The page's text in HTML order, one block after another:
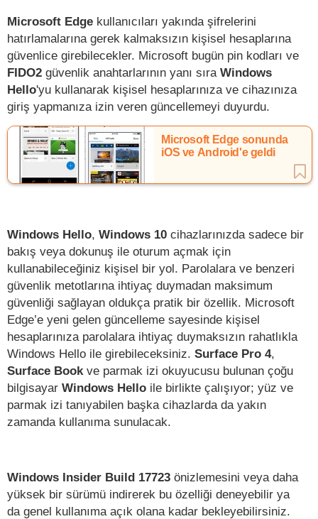
Microsoft Edge kullanıcıları yakında şifrelerini
hatırlamalarına gerek kalmaksızın kişisel hesaplarına
güvenlice girebilecekler. Microsoft bugün pin kodları ve
FIDO2 güvenlik anahtarlarının yanı sıra Windows
Hello'yu kullanarak kişisel hesaplarınıza ve cihazınıza
giriş yapmanıza izin veren güncellemeyi duyurdu.
Microsoft Edge sonunda
iOS ve Android'e geldi
Windows Hello, Windows 10 cihazlarınızda sadece bir
bakış veya dokunuş ile oturum açmak için
kullanabileceğiniz kişisel bir yol. Parolalara ve benzeri
güvenlik metotlarına ihtiyaç duymadan maksimum
güvenliği sağlayan oldukça pratik bir özellik. Microsoft
Edge’e yeni gelen güncelleme sayesinde kişisel
hesaplarınıza parolalara ihtiyaç duymaksızın rahatlıkla
Windows Hello ile girebileceksiniz. Surface Pro 4,
Surface Book ve parmak izi okuyucusu bulunan çoğu
bilgisayar Windows Hello ile birlikte çalışıyor; yüz ve
parmak izi tanıyabilen başka cihazlarda da yakın
zamanda kullanıma sunulacak.
Windows Insider Build 17723 önizlemesini veya daha
yüksek bir sürümü indirerek bu özelliği deneyebilir ya
da genel kullanıma açık olana kadar bekleyebilirsiniz.